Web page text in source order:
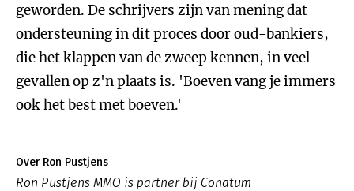
geworden. De schrijvers zijn van mening dat
ondersteuning in dit proces door oud-bankiers,
die het klappen van de zweep kennen, in veel
gevallen op z'n plaats is. 'Boeven vang je immers
ook het best met boeven.'
Over Ron Pustjens
Ron Pustjens MMO is partner bij Conatum